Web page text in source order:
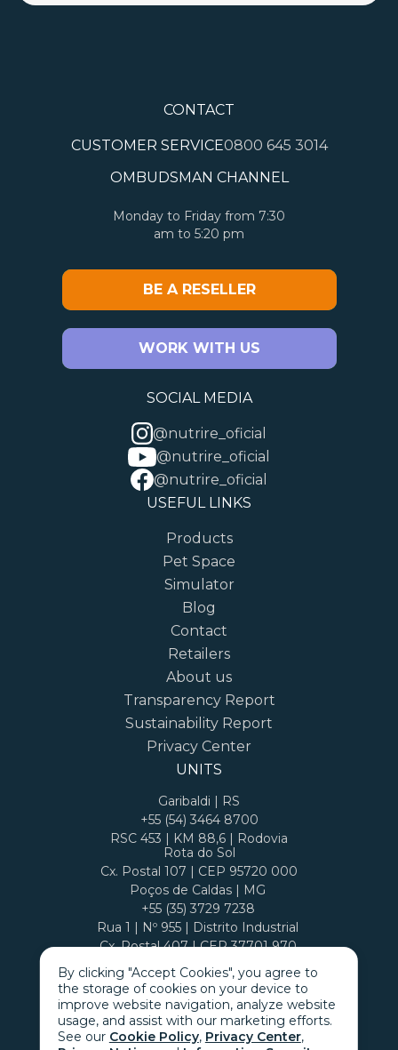
By clicking "Accept Cookies", you agree to
the storage of cookies on your device to
improve website navigation, analyze website
usage, and assist with our marketing efforts.
See our Cookie Policy, Privacy Center,
CONTACT
CUSTOMER SERVICE0800 645 3014
OMBUDSMAN CHANNEL
Monday to Friday from 7:30
am to 5:20 pm
BE A RESELLER
WORK WITH US
SOCIAL MEDIA
@nutrire_oficial
@nutrire_oficial
@nutrire_oficial
USEFUL LINKS
Products
Pet Space
Simulator
Blog
Contact
Retailers
About us
Transparency Report
Sustainability Report
Privacy Center
UNITS
Garibaldi | RS
+55 (54) 3464 8700
RSC 453 | KM 88,6 | Rodovia
Rota do Sol
Cx. Postal 107 | CEP 95720 000
Poços de Caldas | MG
+55 (35) 3729 7238
Rua 1 | Nº 955 | Distrito Industrial
Cx. Postal 407 | CEP 37701 970